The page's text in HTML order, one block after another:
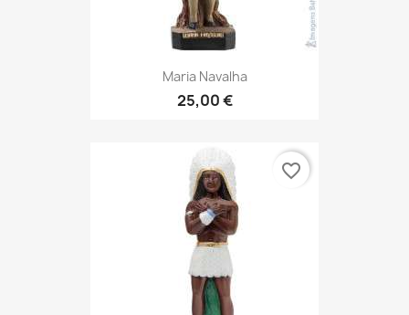
Maria Navalha
25,00 €
favorite_border